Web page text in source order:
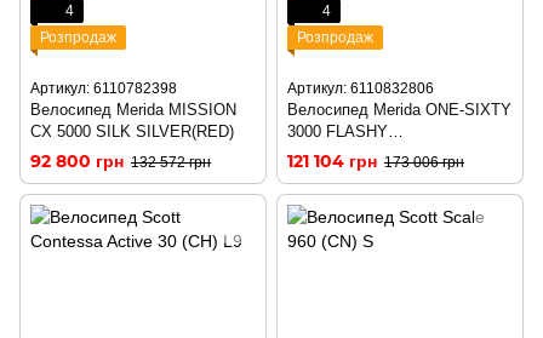
4
Розпродаж
Артикул: 6110782398
Велосипед Merida MISSION
CX 5000 SILK SILVER(RED)
92 800 грн 132 572 грн
4
Розпродаж
Артикул: 6110832806
Велосипед Merida ONE-SIXTY
3000 FLASHY
GREEN/GLOSSY BLACK
121 104 грн 173 006 грн